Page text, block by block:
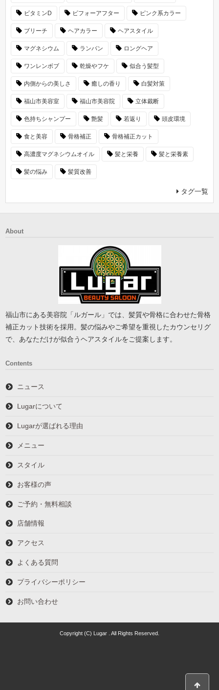
ビタミンD ビフォーアフター ピンク系カラー
ブリーチ ヘアカラー ヘアスタイル
マグネシウム ランバン ロングヘア
ワンレンボブ 乾燥やフケ 似合う髪型
内側からの美しさ 癒しの香り 白髪対策
福山市美容室 福山市美容院 立体裁断
色持ちシャンプー 艶髪 若返り 頭皮環境
食と美容 骨格補正 骨格補正カット
高濃度マグネシウムオイル 髪と栄養 髪と栄養素
髪の悩み 髪質改善
タグ一覧
About
福山市にある美容院「ルガール」では、髪質や骨格に合わせた骨格
補正カット技術を採用。髪の悩みやご希望を重視したカウンセリグ
で、あなただけが似合うヘアスタイルをご提案します。
Contents
ニュース
Lugarについて
Lugarが選ばれる理由
メニュー
スタイル
お客様の声
ご予約・無料相談
店舗情報
アクセス
よくある質問
プライバシーポリシー
お問い合わせ
Copyright (C) Lugar . All Rights Reserved.